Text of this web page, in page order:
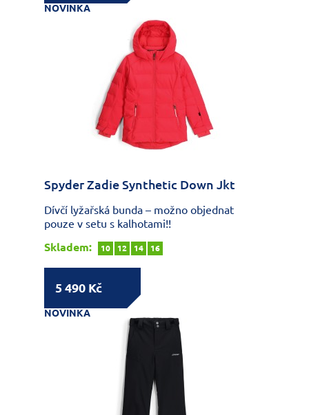
NOVINKA
Spyder Zadie Synthetic Down Jkt
Dívčí lyžařská bunda – možno objednat
pouze v setu s kalhotami!!
Skladem:
10 12 14 16
5 490 Kč
NOVINKA